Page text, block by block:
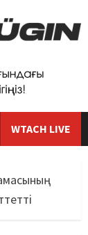
WTACH LIVE